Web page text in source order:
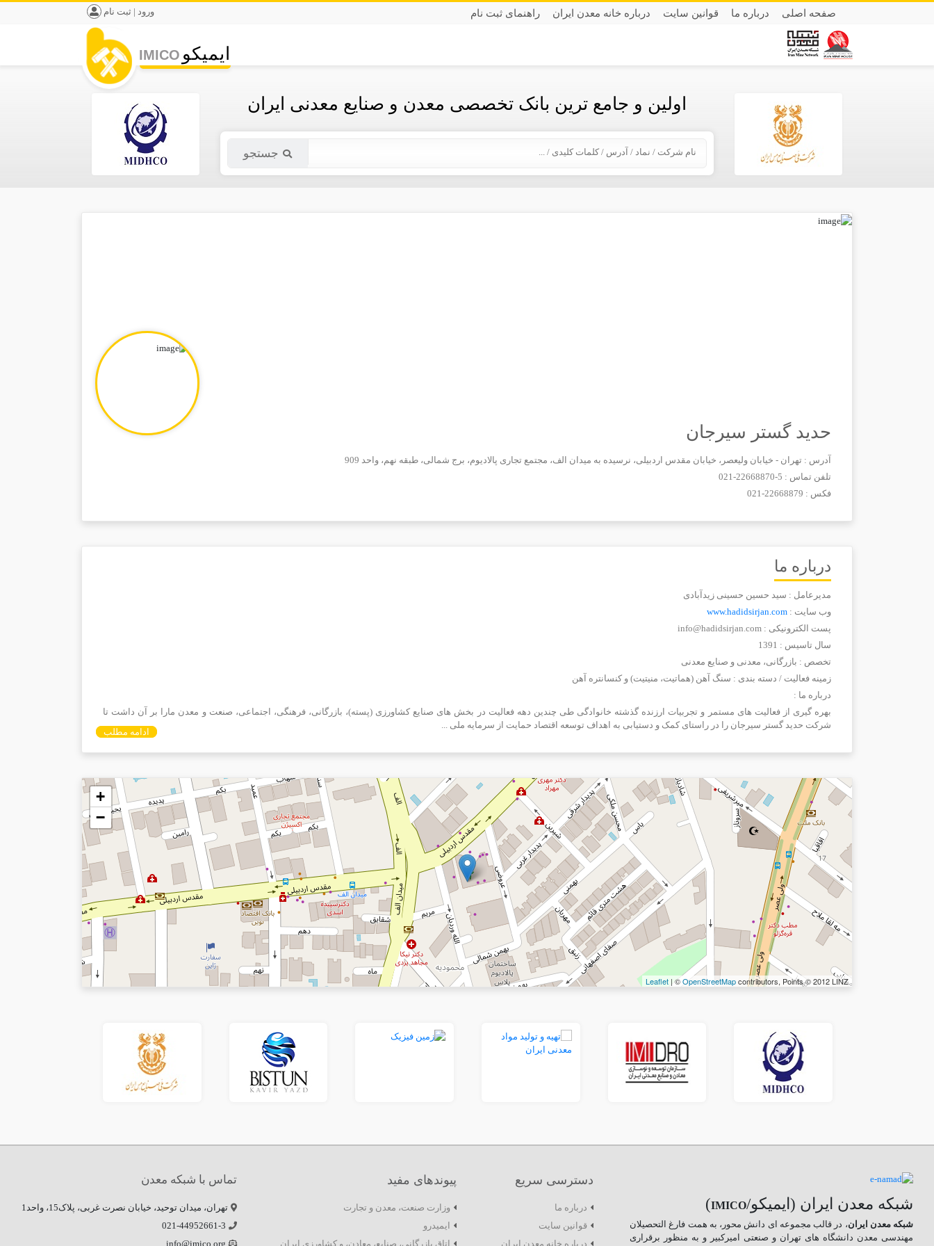
صفحه اصلی درباره ما قوانین سایت درباره خانه معدن ایران راهنمای ثبت نام ورود | ثبت نام
ایمیکو IMICO
اولین و جامع ترین بانک تخصصی معدن و صنایع معدنی ایران
جستجو
حدید گستر سیرجان
آدرس : تهران - خیابان ولیعصر، خیابان مقدس اردبیلی، نرسیده به میدان الف، مجتمع تجاری پالادیوم، برج شمالی، طبقه نهم، واحد 909
تلفن تماس : 021-22668870-5
فکس : 021-22668879
درباره ما
مدیرعامل : سید حسین حسینی زیدآبادی
وب سایت :
پست الکترونیکی : info@hadidsirjan.com
سال تاسیس : 1391
تخصص : بازرگانی، معدنی و صنایع معدنی
زمینه فعالیت / دسته بندی : سنگ آهن (هماتیت، منیتیت) و کنسانتره آهن
درباره ما :
بهره گیری از فعالیت های مستمر و تجربیات ارزنده گذشته خانوادگی طی چندین دهه فعالیت در بخش های صنایع کشاورزی (پسته)، بازرگانی، فرهنگی، اجتماعی، صنعت و معدن مارا بر آن داشت تا
شرکت حدید گستر سیرجان را در راستای کمک و دستیابی به اهداف توسعه اقتصاد حمایت از سرمایه ملی ...
ادامه مطلب
+
−
Leaflet | ©OpenStreetMapcontributors, Points © 2012 LINZ
شبکه معدن ایران (ایمیکو/IMICO
)
شبکه معدن ایران، در قالب مجموعه ای دانش محور، به همت فارغ­ التحصیلان
مهندسی معدن دانشگاه ­های تهران و صنعتی امیرکبیر و به منظور برقراری
دسترسی سریع
درباره ما
قوانین سایت
درباره خانه معدن ایران
پیوندهای مفید
وزارت صنعت، معدن و تجارت
ایمیدرو
اتاق بازرگانی، صنایع، معادن، و کشاورزی ایران
تماس با شبکه معدن
تهران، میدان توحید، خیابان نصرت غربی، پلاک15، واحد1
021-44952661-3
info@imico.org